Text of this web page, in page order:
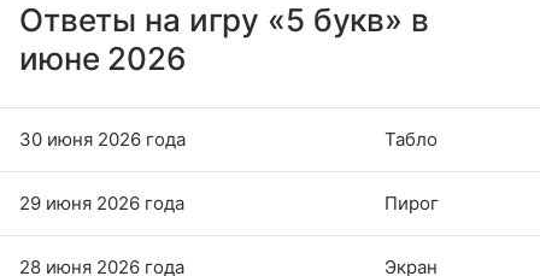
Ответы на игру «5 букв» в
июне 2026
30 июня 2026 года Табло
29 июня 2026 года Пирог
28 июня 2026 года Экран